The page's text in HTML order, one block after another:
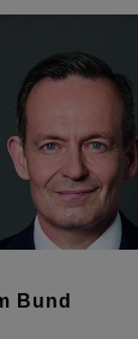
Bund